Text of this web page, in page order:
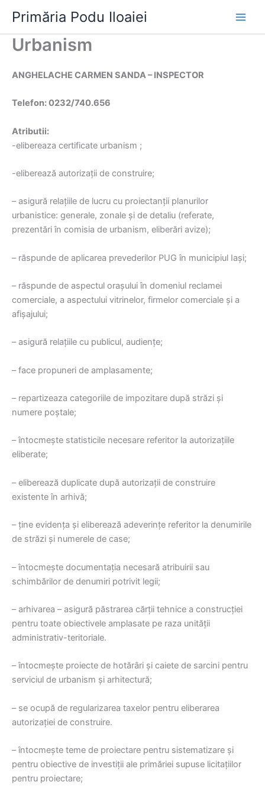
content
Primăria Podu Iloaiei
Urbanism
ANGHELACHE CARMEN SANDA – INSPECTOR
Telefon: 0232/740.656
Atributii:
-elibereaza certificate urbanism ;
-eliberează autorizaţii de construire;
– asigură relaţiile de lucru cu proiectanţii planurilor
urbanistice: generale, zonale şi de detaliu (referate,
prezentări în comisia de urbanism, eliberări avize);
– răspunde de aplicarea prevederilor PUG în municipiul Iaşi;
– răspunde de aspectul oraşului în domeniul reclamei
comerciale, a aspectului vitrinelor, firmelor comerciale şi a
afişajului;
– asigură relaţiile cu publicul, audienţe;
– face propuneri de amplasamente;
– repartizeaza categoriile de impozitare după străzi şi
numere poştale;
– întocmeşte statisticile necesare referitor la autorizaţiile
eliberate;
– eliberează duplicate după autorizaţii de construire
existente în arhivă;
– ţine evidenţa şi eliberează adeverinţe referitor la denumirile
de străzi şi numerele de case;
– întocmeşte documentaţia necesară atribuirii sau
schimbărilor de denumiri potrivit legii;
– arhivarea – asigură păstrarea cărţii tehnice a construcţiei
pentru toate obiectivele amplasate pe raza unităţii
administrativ-teritoriale.
– întocmeşte proiecte de hotărâri şi caiete de sarcini pentru
serviciul de urbanism şi arhitectură;
– se ocupă de regularizarea taxelor pentru eliberarea
autorizaţiei de construire.
– întocmeşte teme de proiectare pentru sistematizare şi
pentru obiective de investiţii ale primăriei supuse licitaţiilor
pentru proiectare;